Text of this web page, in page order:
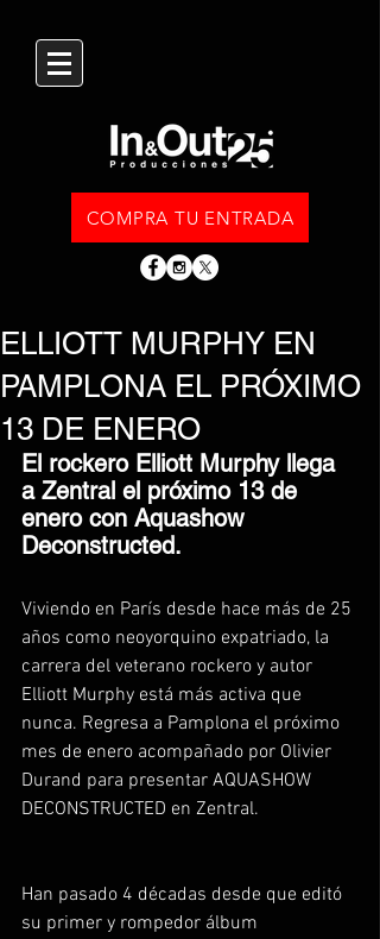
COMPRA TU ENTRADA
ELLIOTT MURPHY EN
PAMPLONA EL PRÓXIMO
13 DE ENERO
El rockero Elliott Murphy llega
a Zentral el próximo 13 de
enero con Aquashow
Deconstructed.
Viviendo en París desde hace más de 25
años como neoyorquino expatriado, la
carrera del veterano rockero y autor
Elliott Murphy está más activa que
nunca. Regresa a Pamplona el próximo
mes de enero acompañado por Olivier
Durand para presentar AQUASHOW
DECONSTRUCTED en Zentral.
Han pasado 4 décadas desde que editó
su primer y rompedor álbum